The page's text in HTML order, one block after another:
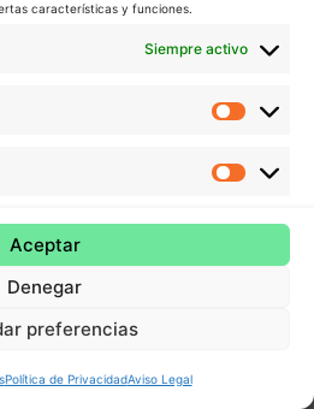
características y funciones.
Siempre activo
Aceptar
Denegar
preferencias
Política de PrivacidadAviso Legal